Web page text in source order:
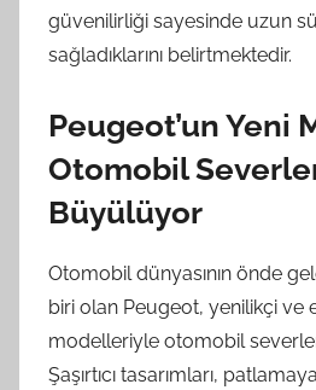
güvenilirliği sayesinde uzun
sağladıklarını belirtmektedir.
Peugeot’un Yeni
Otomobil
Büyülüyor
Otomobil dünyasının önde
biri olan Peugeot, yenilikçi ve
modelleriyle otomobil
Şaşırtıcı tasarımları,